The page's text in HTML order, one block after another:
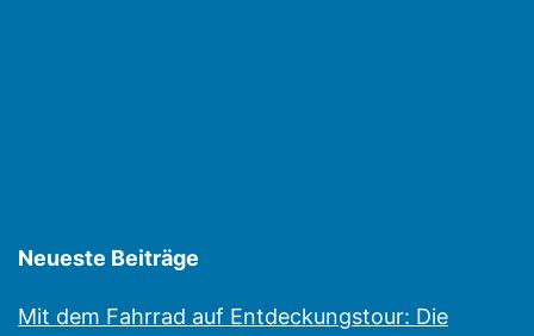
Neueste Beiträge
Mit dem Fahrrad auf Entdeckungstour: Die